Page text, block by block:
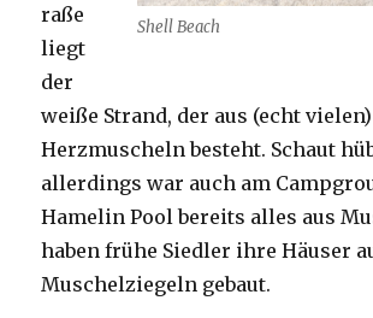
Shell Beach
raße
liegt
der
weiße Strand, der aus (echt
Herzmuscheln besteht. Schaut
allerdings war auch am
Hamelin Pool bereits alles aus
haben frühe Siedler ihre Häuser
Muschelziegeln gebaut.